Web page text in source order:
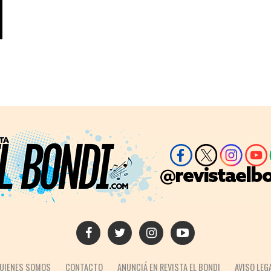
SOMOS CONTACTO ANUNCIÁ EN REVISTA EL BONDI AVISO